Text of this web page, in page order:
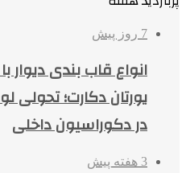
7 روز پیش
انواع قاب بندی
یورتان دکارت؛
در دکوراسیون داخلی
3 هفته پیش